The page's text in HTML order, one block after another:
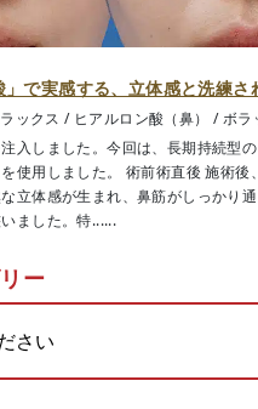
」で実感する、立体感と洗練さ
ックス / ヒアルロン酸（鼻） /ボラ
入しました。今回は、長期持続型
使用しました。 術前術直後 施術後
立体感が生まれ、鼻筋がしっかり
ました。特......
ー